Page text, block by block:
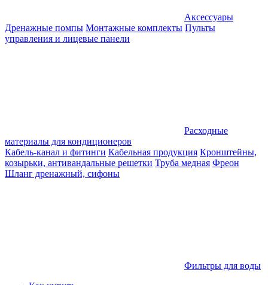
Аксессуары
Дренажные помпы Монтажные комплекты Пульты
управления и лицевые панели
Расходные
материалы для кондиционеров
Кабель-канал и фитинги Кабельная продукция Кронштейны,
козырьки, антивандальные решетки Труба медная Фреон
Шланг дренажный, сифоны
Фильтры для воды